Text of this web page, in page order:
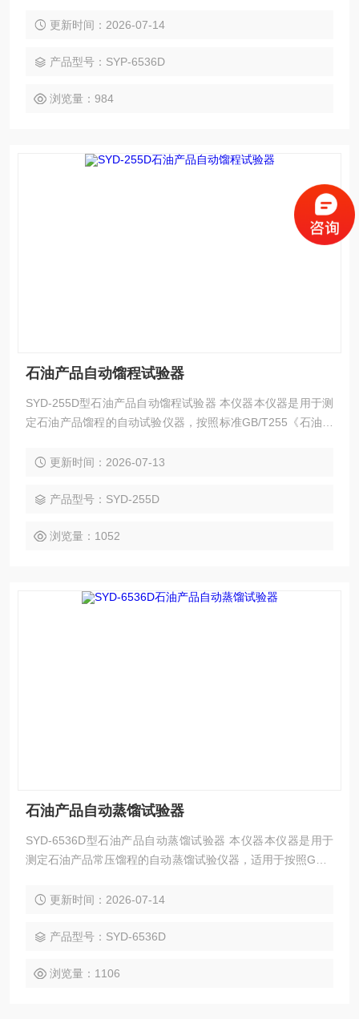
仪器的可靠性与耐用性。
更新时间：2026-07-14
产品型号：SYP-6536D
浏览量：984
石油产品自动馏程试验器
SYD-255D型石油产品自动馏程试验器 本仪器本仪器是用于测
定石油产品馏程的自动试验仪器，按照标准GB/T255《石油产
定装置技术条件》规定的要求设计的，适用于测定发动机燃
喷汽燃料、特殊沸点的溶剂、石脑油、柴油、馏分燃料、工业
新推
更新时间：2026-07-13
产品型号：SYD-255D
浏览量：1052
石油产品自动蒸馏试验器
SYD-6536D型石油产品自动蒸馏试验器 本仪器本仪器是用于
测定石油产品常压馏程的自动蒸馏试验仪器，适用于按照GB/T
挥发性有机液体 沸程的测定》、ASTM D 86、ASTM D 850、
点的溶剂、石脑油、柴油、馏分燃料、工业用挥发性有机液体
更新时间：2026-07-14
产品型号：SYD-6536D
浏览量：1106